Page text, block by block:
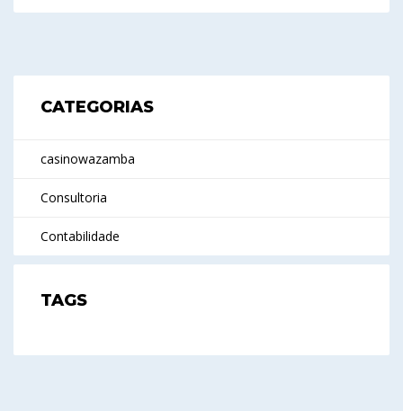
CATEGORIAS
casinowazamba
Consultoria
Contabilidade
TAGS